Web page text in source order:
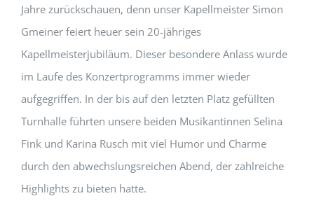
Jahre zurückschauen, denn unser Kapellmeister Simon
Gmeiner feiert heuer sein 20-jähriges
Kapellmeisterjubiläum. Dieser besondere Anlass wurde
im Laufe des Konzertprogramms immer wieder
aufgegriffen. In der bis auf den letzten Platz gefüllten
Turnhalle führten unsere beiden Musikantinnen Selina
Fink und Karina Rusch mit viel Humor und Charme
durch den abwechslungsreichen Abend, der zahlreiche
Highlights zu bieten hatte.